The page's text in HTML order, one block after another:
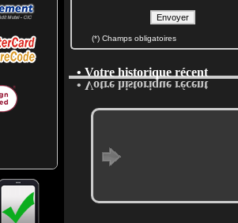
(*) Champs obligatoires
• Votre historique récent
• Votre historique récent